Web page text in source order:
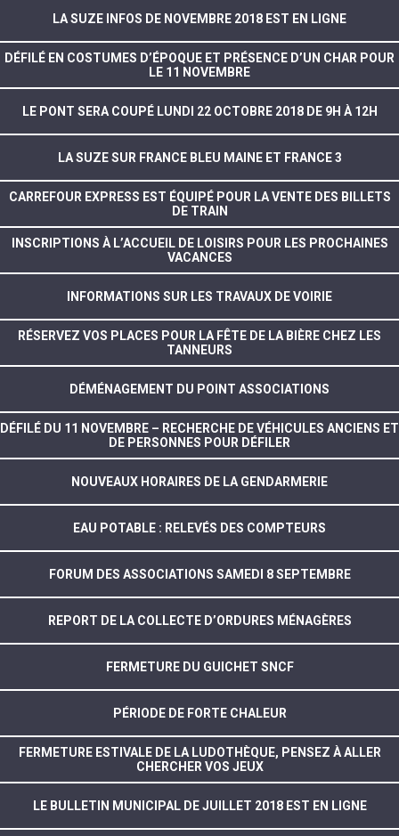
LA SUZE INFOS DE NOVEMBRE 2018 EST EN LIGNE
DÉFILÉ EN COSTUMES D’ÉPOQUE ET PRÉSENCE D’UN CHAR POUR
LE 11 NOVEMBRE
LE PONT SERA COUPÉ LUNDI 22 OCTOBRE 2018 DE 9H À 12H
LA SUZE SUR FRANCE BLEU MAINE ET FRANCE 3
CARREFOUR EXPRESS EST ÉQUIPÉ POUR LA VENTE DES BILLETS
DE TRAIN
INSCRIPTIONS À L’ACCUEIL DE LOISIRS POUR LES PROCHAINES
VACANCES
INFORMATIONS SUR LES TRAVAUX DE VOIRIE
RÉSERVEZ VOS PLACES POUR LA FÊTE DE LA BIÈRE CHEZ LES
TANNEURS
DÉMÉNAGEMENT DU POINT ASSOCIATIONS
DÉFILÉ DU 11 NOVEMBRE – RECHERCHE DE VÉHICULES ANCIENS ET
DE PERSONNES POUR DÉFILER
NOUVEAUX HORAIRES DE LA GENDARMERIE
EAU POTABLE : RELEVÉS DES COMPTEURS
FORUM DES ASSOCIATIONS SAMEDI 8 SEPTEMBRE
REPORT DE LA COLLECTE D’ORDURES MÉNAGÈRES
FERMETURE DU GUICHET SNCF
PÉRIODE DE FORTE CHALEUR
FERMETURE ESTIVALE DE LA LUDOTHÈQUE, PENSEZ À ALLER
CHERCHER VOS JEUX
LE BULLETIN MUNICIPAL DE JUILLET 2018 EST EN LIGNE